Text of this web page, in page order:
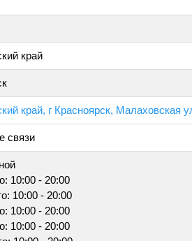
край
край, г Красноярск, Малаховская
связи
10:00 - 20:00
10:00 - 20:00
10:00 - 20:00
10:00 - 20:00